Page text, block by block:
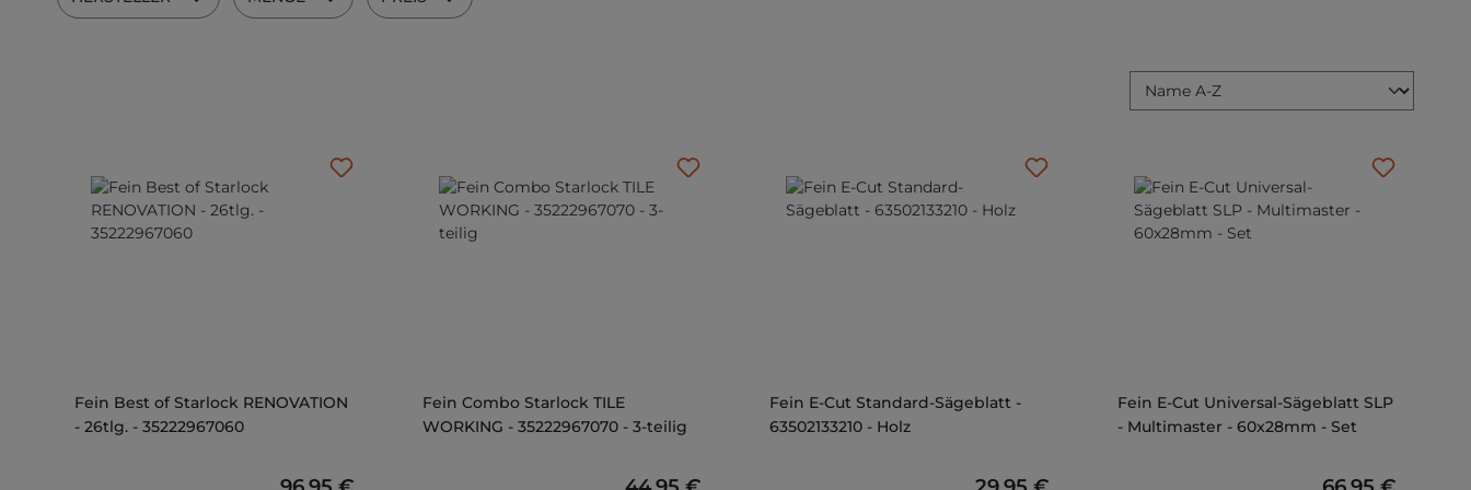
Fein Best of Starlock RENOVATION
- 26tlg. - 35222967060
Fein Combo Starlock TILE
WORKING - 35222967070 - 3-teilig
Fein E-Cut Standard-Sägeblatt -
63502133210 - Holz
Fein E-Cut Universal-Sägeblatt SLP
- Multimaster - 60x28mm - Set